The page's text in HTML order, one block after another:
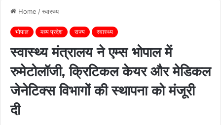
Home /स्वास्थ्य
भोपाल मध्य प्रदेश राज्य स्वास्थ्य
स्वास्थ्य मंत्रालय ने एम्स भोपाल में
रुमेटोलॉजी, क्रिटिकल केयर और मेडिकल
जेनेटिक्स विभागों की स्थापना को मंजूरी
दी